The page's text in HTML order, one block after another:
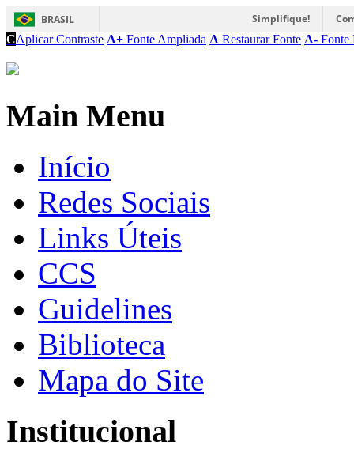
BRASIL Simplifique!
CAplicar Contraste A+ Fonte Ampliada A Restaurar Fonte A- Fonte
Main Menu
Início
Redes Sociais
Links Úteis
CCS
Guidelines
Biblioteca
Mapa do Site
Institucional